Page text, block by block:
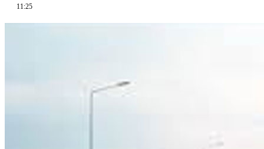
11:25